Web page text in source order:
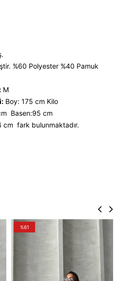
%60 Polyester %40 Pamuk
M
Boy: 175 cm Kilo
Basen:95 cm
cm fark bulunmaktadır.
%61